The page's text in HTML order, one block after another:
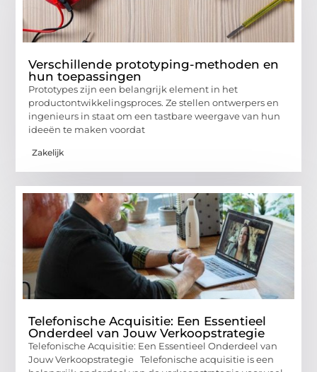
Verschillende prototyping-methoden en
hun toepassingen
Prototypes zijn een belangrijk element in het
productontwikkelingsproces. Ze stellen ontwerpers en
ingenieurs in staat om een tastbare weergave van hun
ideeën te maken voordat
Zakelijk
Telefonische Acquisitie: Een Essentieel
Onderdeel van Jouw Verkoopstrategie
Telefonische Acquisitie: Een Essentieel Onderdeel van
Jouw Verkoopstrategie Telefonische acquisitie is een